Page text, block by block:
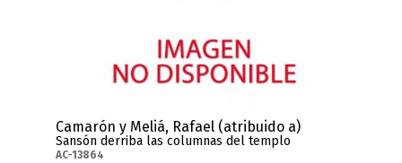
Camarón y Meliá, Rafael (atribuido a)
Sansón derriba las columnas del templo
AC-13864